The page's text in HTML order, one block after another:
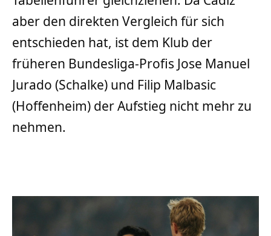
aber den direkten Vergleich für sich
entschieden hat, ist dem Klub der
früheren Bundesliga-Profis Jose Manuel
Jurado (Schalke) und Filip Malbasic
(Hoffenheim) der Aufstieg nicht mehr zu
nehmen.